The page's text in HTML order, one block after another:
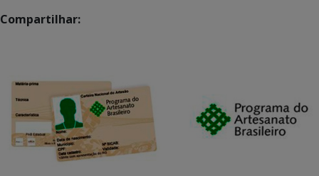
Compartilhar: